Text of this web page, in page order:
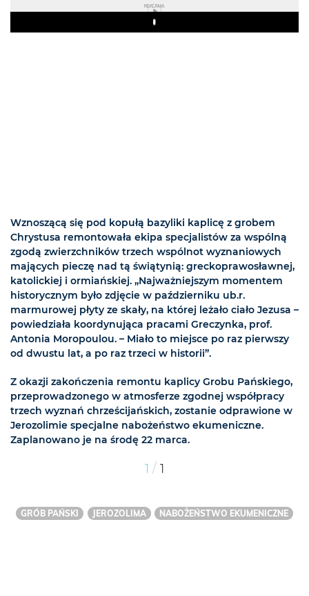
REKLAMA
Play
Wznoszącą się pod kopułą bazyliki kaplicę z grobem
Chrystusa remontowała ekipa specjalistów za wspólną
zgodą zwierzchników trzech wspólnot wyznaniowych
mających pieczę nad tą świątynią: greckoprawosławnej,
katolickiej i ormiańskiej. „Najważniejszym momentem
historycznym było zdjęcie w październiku ub.r.
marmurowej płyty ze skały, na której leżało ciało Jezusa –
powiedziała koordynująca pracami Greczynka, prof.
Antonia Moropoulou. – Miało to miejsce po raz pierwszy
od dwustu lat, a po raz trzeci w historii”.
Z okazji zakończenia remontu kaplicy Grobu Pańskiego,
przeprowadzonego w atmosferze zgodnej współpracy
trzech wyznań chrześcijańskich, zostanie odprawione w
Jerozolimie specjalne nabożeństwo ekumeniczne.
Zaplanowano je na środę 22 marca.
1 / 1
GRÓB PAŃSKI JEROZOLIMA NABOŻEŃSTWO EKUMENICZNE